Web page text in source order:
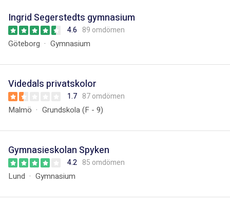
Ingrid Segerstedts gymnasium
4.6 89 omdömen
Göteborg Gymnasium
Videdals privatskolor
1.7 87 omdömen
Malmö Grundskola (F - 9)
Gymnasieskolan Spyken
4.2 85 omdömen
Lund Gymnasium